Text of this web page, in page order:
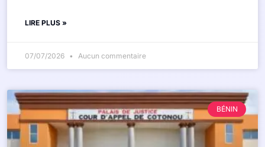
LIRE PLUS »
07/07/2026 Aucun commentaire
BÉNIN